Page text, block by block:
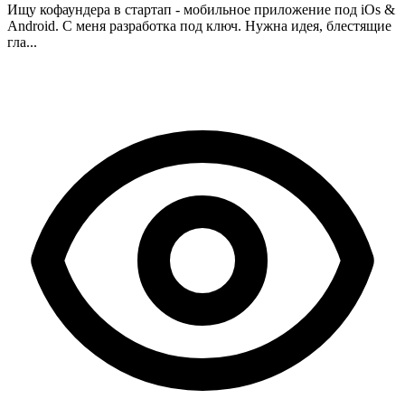
Ищу кофаундера в стартап - мобильное приложение под iOs &
Android. С меня разработка под ключ. Нужна идея, блестящие
гла...